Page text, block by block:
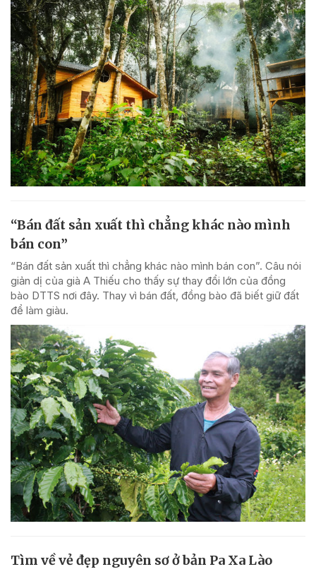
“Bán đất sản xuất thì chẳng khác nào mình
bán con”
“Bán đất sản xuất thì chẳng khác nào mình bán con”. Câu nói
giản dị của già A Thiếu cho thấy sự thay đổi lớn của đồng
bào DTTS nơi đây. Thay vì bán đất, đồng bào đã biết giữ đất
để làm giàu.
Tìm về vẻ đẹp nguyên sơ ở bản Pa Xa Lào